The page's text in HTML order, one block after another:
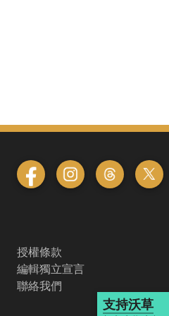
授權條款
編輯獨立宣言
聯絡我們
支持沃草